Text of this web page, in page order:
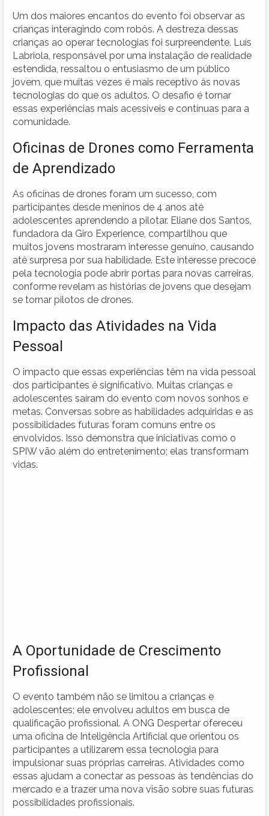
Um dos maiores encantos do evento foi observar as
crianças interagindo com robôs. A destreza dessas
crianças ao operar tecnologias foi surpreendente. Luís
Labriola, responsável por uma instalação de realidade
estendida, ressaltou o entusiasmo de um público
jovem, que muitas vezes é mais receptivo às novas
tecnologias do que os adultos. O desafio é tornar
essas experiências mais acessíveis e contínuas para a
comunidade.
Oficinas de Drones como Ferramenta
de Aprendizado
As oficinas de drones foram um sucesso, com
participantes desde meninos de 4 anos até
adolescentes aprendendo a pilotar. Eliane dos Santos,
fundadora da Giro Experience, compartilhou que
muitos jovens mostraram interesse genuíno, causando
até surpresa por sua habilidade. Este interesse precoce
pela tecnologia pode abrir portas para novas carreiras,
conforme revelam as histórias de jovens que desejam
se tornar pilotos de drones.
Impacto das Atividades na Vida
Pessoal
O impacto que essas experiências têm na vida pessoal
dos participantes é significativo. Muitas crianças e
adolescentes saíram do evento com novos sonhos e
metas. Conversas sobre as habilidades adquiridas e as
possibilidades futuras foram comuns entre os
envolvidos. Isso demonstra que iniciativas como o
SPIW vão além do entretenimento; elas transformam
vidas.
A Oportunidade de Crescimento
Profissional
O evento também não se limitou a crianças e
adolescentes; ele envolveu adultos em busca de
qualificação profissional. A ONG Despertar ofereceu
uma oficina de Inteligência Artificial que orientou os
participantes a utilizarem essa tecnologia para
impulsionar suas próprias carreiras. Atividades como
essas ajudam a conectar as pessoas às tendências do
mercado e a trazer uma nova visão sobre suas futuras
possibilidades profissionais.